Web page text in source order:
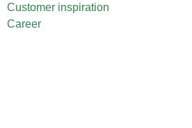
Customer inspiration
Career